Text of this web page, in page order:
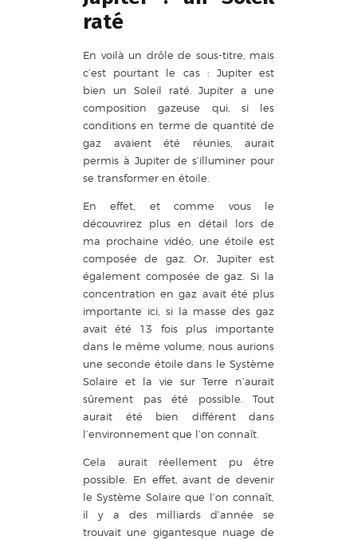
raté
En voilà un drôle de sous-titre, mais
c’est pourtant le cas : Jupiter est
bien un Soleil raté. Jupiter a une
composition gazeuse qui, si les
conditions en terme de quantité de
gaz avaient été réunies, aurait
permis à Jupiter de s’illuminer pour
se transformer en étoile.
En effet, et comme vous le
découvrirez plus en détail lors de
ma prochaine vidéo, une étoile est
composée de gaz. Or, Jupiter est
également composée de gaz. Si la
concentration en gaz avait été plus
importante ici, si la masse des gaz
avait été 13 fois plus importante
dans le même volume, nous aurions
une seconde étoile dans le Système
Solaire et la vie sur Terre n’aurait
sûrement pas été possible. Tout
aurait été bien différent dans
l’environnement que l’on connaît.
Cela aurait réellement pu être
possible. En effet, avant de devenir
le Système Solaire que l’on connaît,
il y a des milliards d’année se
trouvait une gigantesque nuage de